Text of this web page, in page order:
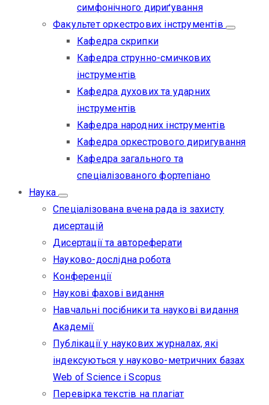
симфонічного дириґування
Факультет оркестрових інструментів
Кафедра скрипки
Кафедра струнно-смичкових
інструментів
Кафедра духових та ударних
інструментів
Кафедра народних інструментів
Кафедра оркестрового диригування
Кафедра загального та
спеціалізованого фортепіано
Наука
Спеціалізована вчена рада із захисту
дисертацій
Дисертації та автореферати
Науково-дослідна робота
Конференції
Наукові фахові видання
Навчальні посібники та наукові видання
Академії
Публікації у наукових журналах, які
індексуються у науково-метричних базах
Web of Science i Scopus
Перевірка текстів на плагіат